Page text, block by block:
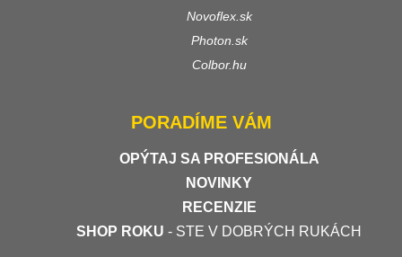
Novoflex.sk
Photon.sk
Colbor.hu
PORADÍME VÁM
OPÝTAJ SA PROFESIONÁLA
NOVINKY
RECENZIE
SHOP ROKU - STE V DOBRÝCH RUKÁCH